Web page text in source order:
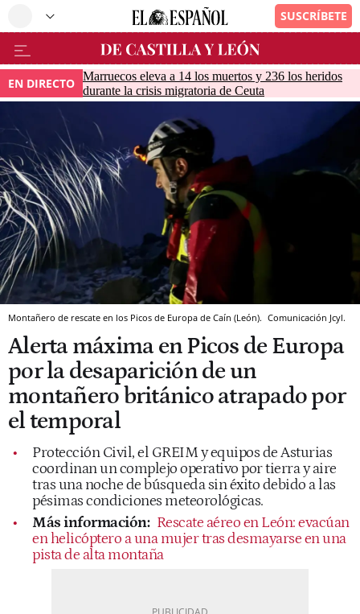
EN DIRECTO Marruecos eleva a 14 los muertos y 236 los heridos
durante la crisis migratoria de Ceuta
Montañero de rescate en los Picos de Europa de Caín (León). Comunicación Jcyl.
Alerta máxima en Picos de Europa
por la desaparición de un
montañero británico atrapado por
el temporal
Protección Civil, el GREIM y equipos de Asturias
coordinan un complejo operativo por tierra y aire
tras una noche de búsqueda sin éxito debido a las
pésimas condiciones meteorológicas.
Más información: Rescate aéreo en León: evacúan
en helicóptero a una mujer tras desmayarse en una
pista de alta montaña